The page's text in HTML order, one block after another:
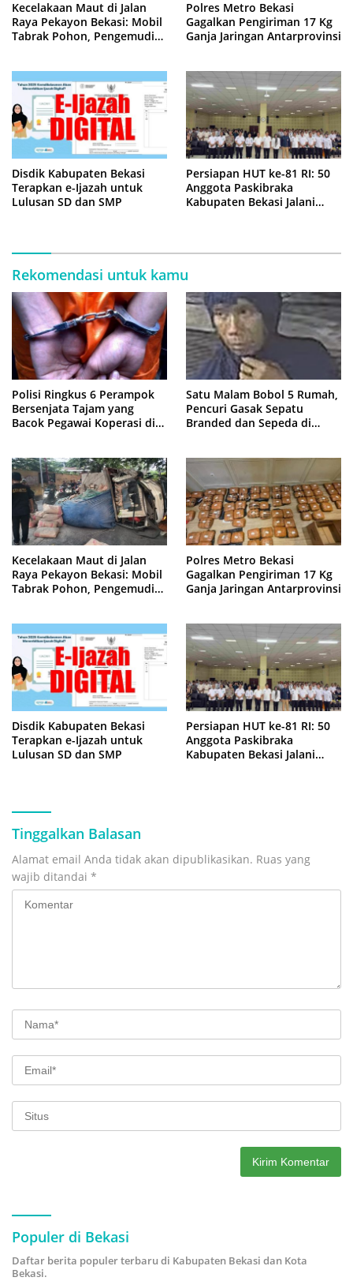
Kecelakaan Maut di Jalan
Raya Pekayon Bekasi: Mobil
Tabrak Pohon, Pengemudi
Polres Metro Bekasi
Gagalkan Pengiriman 17 Kg
Ganja Jaringan Antarprovinsi
Disdik Kabupaten Bekasi
Terapkan e-Ijazah untuk
Lulusan SD dan SMP
Persiapan HUT ke-81 RI: 50
Anggota Paskibraka
Kabupaten Bekasi Jalani
Rekomendasi untuk kamu
Polisi Ringkus 6 Perampok
Bersenjata Tajam yang
Bacok Pegawai Koperasi di
Satu Malam Bobol 5 Rumah,
Pencuri Gasak Sepatu
Branded dan Sepeda di
Kecelakaan Maut di Jalan
Raya Pekayon Bekasi: Mobil
Tabrak Pohon, Pengemudi
Polres Metro Bekasi
Gagalkan Pengiriman 17 Kg
Ganja Jaringan Antarprovinsi
Disdik Kabupaten Bekasi
Terapkan e-Ijazah untuk
Lulusan SD dan SMP
Persiapan HUT ke-81 RI: 50
Anggota Paskibraka
Kabupaten Bekasi Jalani
Tinggalkan Balasan
Alamat email Anda tidak akan dipublikasikan. Ruas yang
wajib ditandai *
Populer di Bekasi
Daftar berita populer terbaru di Kabupaten Bekasi dan Kota
Bekasi.